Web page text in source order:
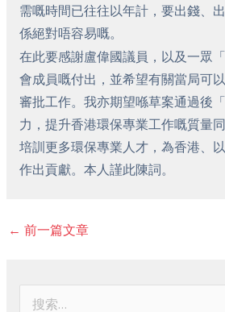
需嘅時間已往往以年計，要出錢、
係絕對唔容易嘅。
在此要感謝盧偉國議員，以及一眾
會成員嘅付出，並希望有關當局可
審批工作。我亦期望喺草案通過後
力，提升香港環保專業工作嘅質量
培訓更多環保專業人才，為香港、
作出貢獻。本人謹此陳詞。
← 前一篇文章